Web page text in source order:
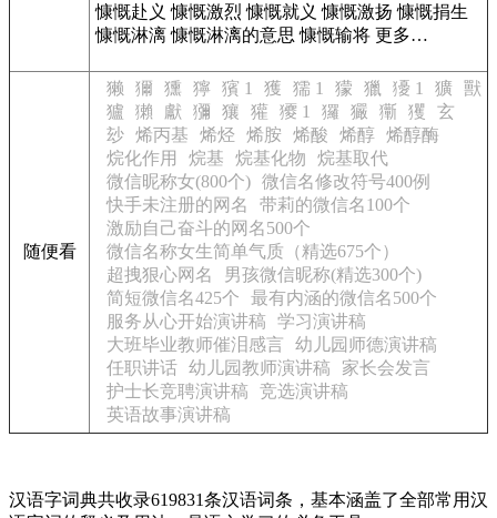
慷慨赴义 慷慨激烈 慷慨就义 慷慨激扬 慷慨捐生
慷慨淋漓 慷慨淋漓的意思 慷慨输将 更多…
随便看
獭 獮 獯 獰 獱 1 獲 獳 1 獴 獵 獶 1 獷 獸
獹
獺 獻 獼 獽 獾 獿 1 玀 玁 玂 玃
玄
玅 烯丙基 烯烃 烯胺 烯酸 烯醇 烯醇酶
烷化作用
烷基 烷基化物
烷基取代
微信昵称女(800个) 微信名修改符号400例
快手未注册的网名
带莉的微信名100个
激励自己奋斗的网名500个
微信名称女生简单气质（精选675个）
超拽狠心网名
男孩微信昵称(精选300个)
简短微信名425个
最有内涵的微信名500个
服务从心开始演讲稿
学习演讲稿
大班毕业教师催泪感言
幼儿园师德演讲稿
任职讲话 幼儿园教师演讲稿
家长会发言
护士长竞聘演讲稿
竞选演讲稿
英语故事演讲稿
汉语字词典共收录619831条汉语词条，基本涵盖了全部常用汉